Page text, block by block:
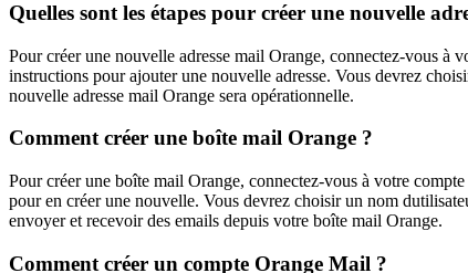
Quelles sont les étapes pour créer une nouvelle
Pour créer une nouvelle adresse mail Orange, connectez-vous à
instructions pour ajouter une nouvelle adresse. Vous devrez
nouvelle adresse mail Orange sera opérationnelle.
Comment créer une boîte mail Orange ?
Pour créer une boîte mail Orange, connectez-vous à votre
pour en créer une nouvelle. Vous devrez choisir un nom
envoyer et recevoir des emails depuis votre boîte mail Orange.
Comment créer un compte Orange Mail ?